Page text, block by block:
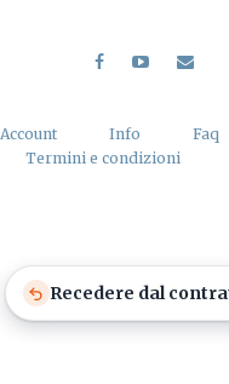
Info Faq
Termini e condizioni
Recedere dal